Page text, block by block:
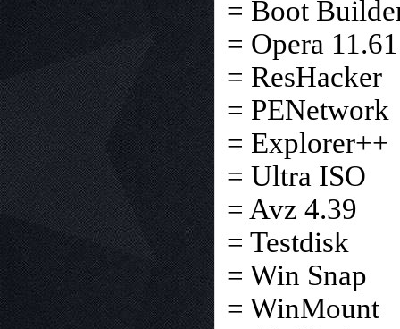
= Boot
= Opera 11.61
= ResHacker
= PENetwork
= Explorer++
= Ultra ISO
= Avz 4.39
= Testdisk
= Win Snap
= WinMount